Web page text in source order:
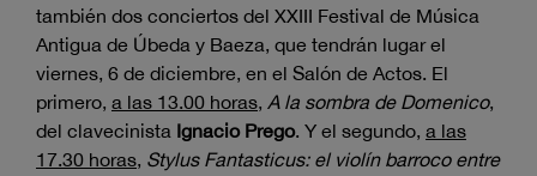
también dos conciertos del XXIII Festival de Música
Antigua de Úbeda y Baeza, que tendrán lugar el
viernes, 6 de diciembre, en el Salón de Actos. El
primero, a las 13.00 horas, A la sombra de Domenico,
del clavecinista Ignacio Prego. Y el segundo, a las
17.30 horas, Stylus Fantasticus: el violín barroco entre